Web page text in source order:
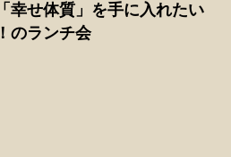
幸せ体質」を手に入れたい
のランチ会